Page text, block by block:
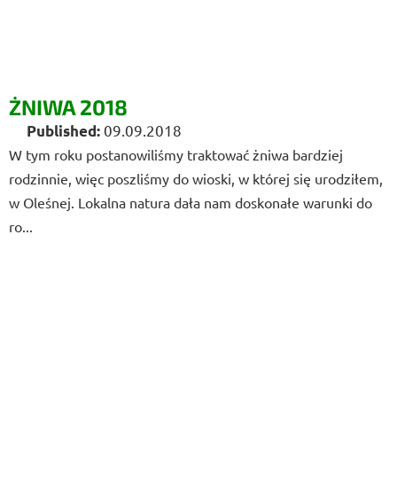
ŻNIWA 2018
09.09.2018
W tym roku postanowiliśmy traktować żniwa bardziej
rodzinnie, więc poszliśmy do wioski, w której się urodziłem,
w Oleśnej. Lokalna natura dała nam doskonałe warunki do
ro...